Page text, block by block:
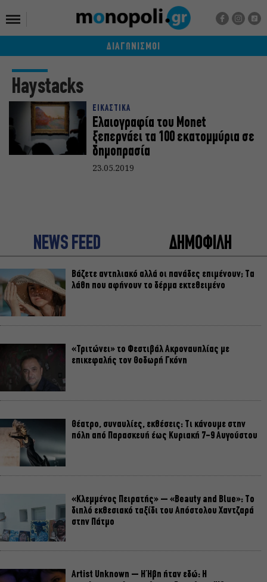
ΔΙΑΓΩΝΙΣΜΟΙ
Haystacks
ΕΙΚΑΣΤΙΚΑ
Ελαιογραφία του Monet
ξεπερνάει τα 100 εκατομμύρια σε
δημοπρασία
23.05.2019
NEWS FEED ΔΗΜΟΦΙΛΗ
Βάζετε αντηλιακό αλλά οι πανάδες επιμένουν; Τα
λάθη που αφήνουν το δέρμα εκτεθειμένο
«Τριτώνει» το Φεστιβάλ Ακροναυπλίας με
επικεφαλής τον Θοδωρή Γκόνη
Θέατρο, συναυλίες, εκθέσεις: Τι κάνουμε στην
πόλη από Παρασκευή έως Κυριακή 7-9 Αυγούστου
«Κλεμμένος Πειρατής» – «Beauty and Blue»: Το
διπλό εκθεσιακό ταξίδι του Απόστολου Χαντζαρά
στην Πάτμο
Artist Unknown – Η Ήβη ήταν εδώ: Η